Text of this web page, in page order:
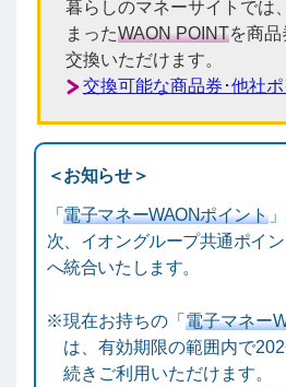
暮らしのマネーサイトでは
まったWAON POINTを商品
交換いただけます。
交換可能な商品券･他社
＜お知らせ＞
「電子マネーWAONポイント
次、イオングループ共通ポイン
へ統合いたします。
現在お持ちの「 電子マネー
は、有効期限の範囲内で
続きご利用いただけます。